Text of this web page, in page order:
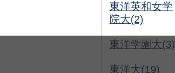
東洋英和女学
院大(2)
東洋学園大(3)
東洋大(19)